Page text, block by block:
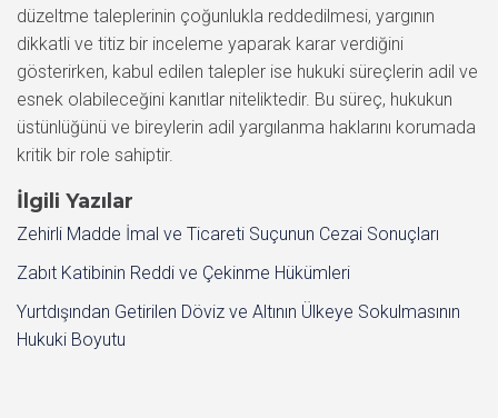
düzeltme taleplerinin çoğunlukla reddedilmesi, yargının
dikkatli ve titiz bir inceleme yaparak karar verdiğini
gösterirken, kabul edilen talepler ise hukuki süreçlerin adil ve
esnek olabileceğini kanıtlar niteliktedir. Bu süreç, hukukun
üstünlüğünü ve bireylerin adil yargılanma haklarını korumada
kritik bir role sahiptir.
İlgili Yazılar
Zehirli Madde İmal ve Ticareti Suçunun Cezai Sonuçları
Zabıt Katibinin Reddi ve Çekinme Hükümleri
Yurtdışından Getirilen Döviz ve Altının Ülkeye Sokulmasının
Hukuki Boyutu